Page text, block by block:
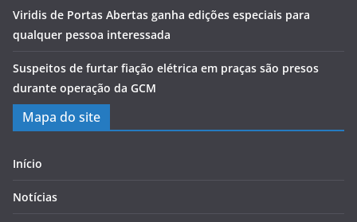
Viridis de Portas Abertas ganha edições especiais para
qualquer pessoa interessada
Suspeitos de furtar fiação elétrica em praças são presos
durante operação da GCM
Mapa do site
Início
Notícias